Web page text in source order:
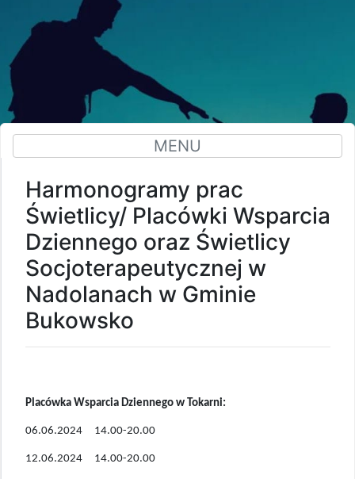
MENU
Harmonogramy prac
Świetlicy/ Placówki Wsparcia
Dziennego oraz Świetlicy
Socjoterapeutycznej w
Nadolanach w Gminie
Bukowsko
Placówka Wsparcia Dziennego w Tokarni:
06.06.2024 14.00-20.00
12.06.2024 14.00-20.00